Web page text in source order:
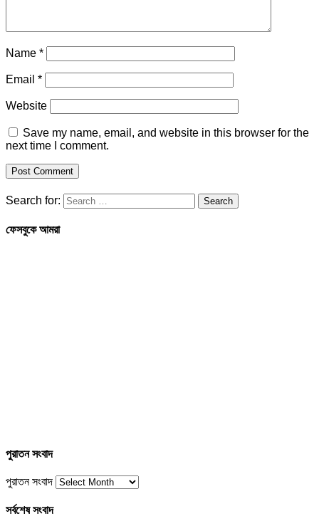
Name *
Email *
Website
Save my name, email, and website in this browser for the
next time I comment.
Search for:
ফেসবুকে আমরা
পুরাতন সংবাদ
পুরাতন সংবাদ
সর্বশেষ সংবাদ